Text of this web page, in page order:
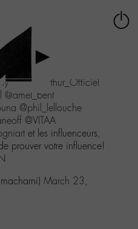
@Arthur_Officiel
@amel_bent
@phil_lellouche
@VITAA
et les influenceurs,
prouver votre influence!
March 23,